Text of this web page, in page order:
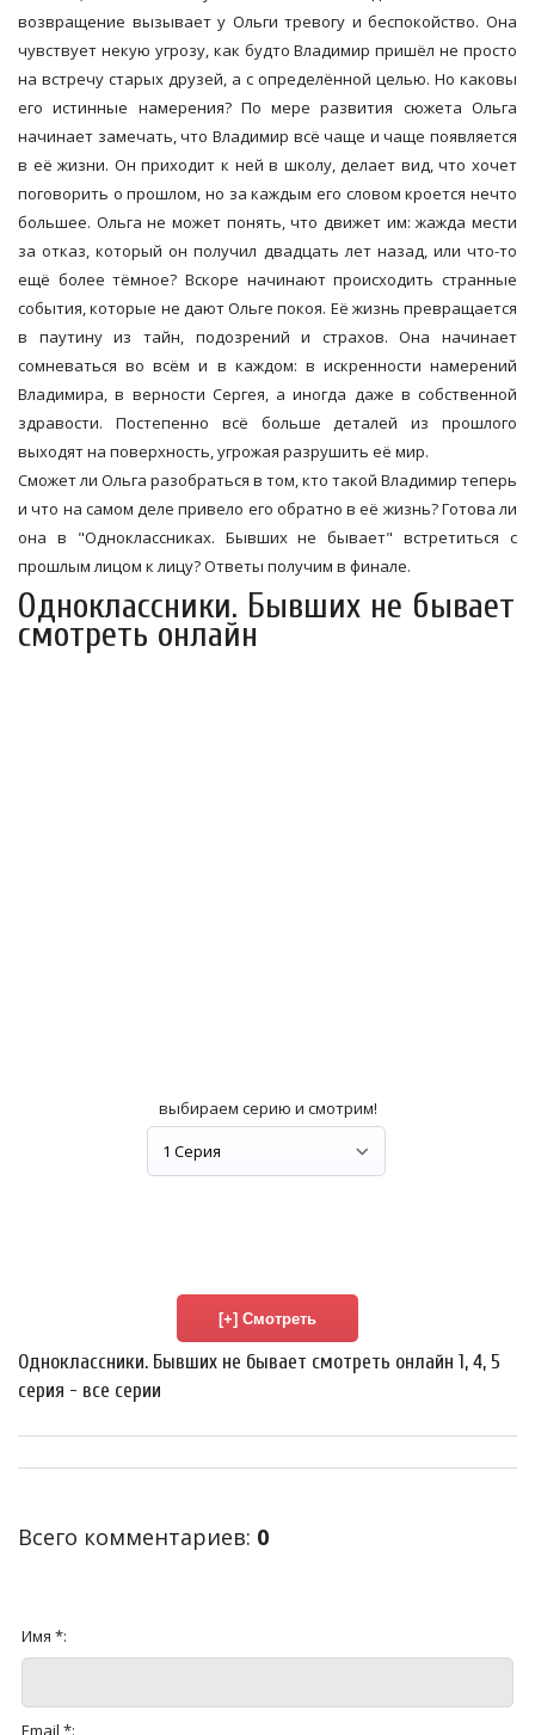
возвращение вызывает у Ольги тревогу и беспокойство. Она
чувствует некую угрозу, как будто Владимир пришёл не просто
на встречу старых друзей, а с определённой целью. Но каковы
его истинные намерения? По мере развития сюжета Ольга
начинает замечать, что Владимир всё чаще и чаще появляется
в её жизни. Он приходит к ней в школу, делает вид, что хочет
поговорить о прошлом, но за каждым его словом кроется нечто
большее. Ольга не может понять, что движет им: жажда мести
за отказ, который он получил двадцать лет назад, или что-то
ещё более тёмное? Вскоре начинают происходить странные
события, которые не дают Ольге покоя. Её жизнь превращается
в паутину из тайн, подозрений и страхов. Она начинает
сомневаться во всём и в каждом: в искренности намерений
Владимира, в верности Сергея, а иногда даже в собственной
здравости. Постепенно всё больше деталей из прошлого
выходят на поверхность, угрожая разрушить её мир.
Сможет ли Ольга разобраться в том, кто такой Владимир теперь
и что на самом деле привело его обратно в её жизнь? Готова ли
она в "Одноклассниках. Бывших не бывает" встретиться с
прошлым лицом к лицу? Ответы получим в финале.
Одноклассники. Бывших не бывает
смотреть онлайн
выбираем серию и смотрим!
Одноклассники. Бывших не бывает смотреть онлайн 1, 4, 5
серия - все серии
Всего комментариев: 0
Имя *:
Email *: